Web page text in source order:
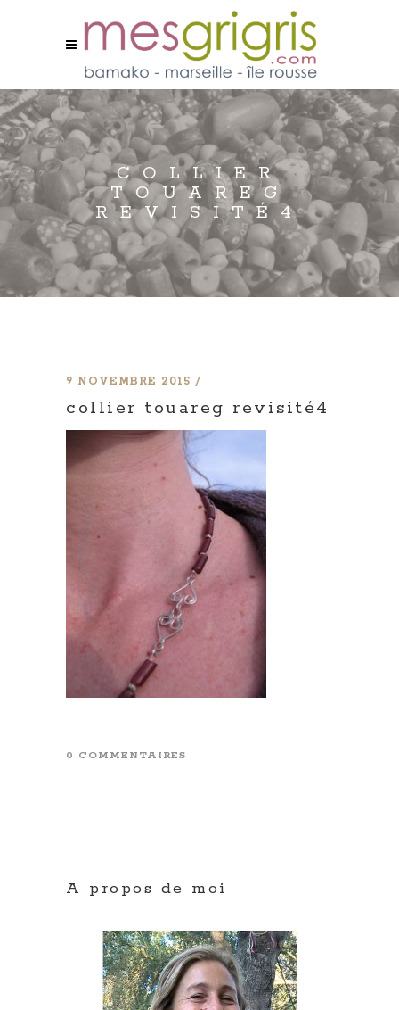
COLLIER
TOUAREG
REVISITÉ4
9 NOVEMBRE 2015
collier touareg revisité4
0 COMMENTAIRES
A propos de moi